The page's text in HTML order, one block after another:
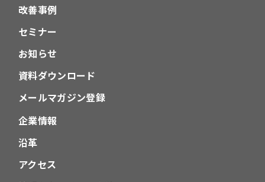
改善事例
セミナー
お知らせ
資料ダウンロード
メールマガジン登録
企業情報
沿革
アクセス